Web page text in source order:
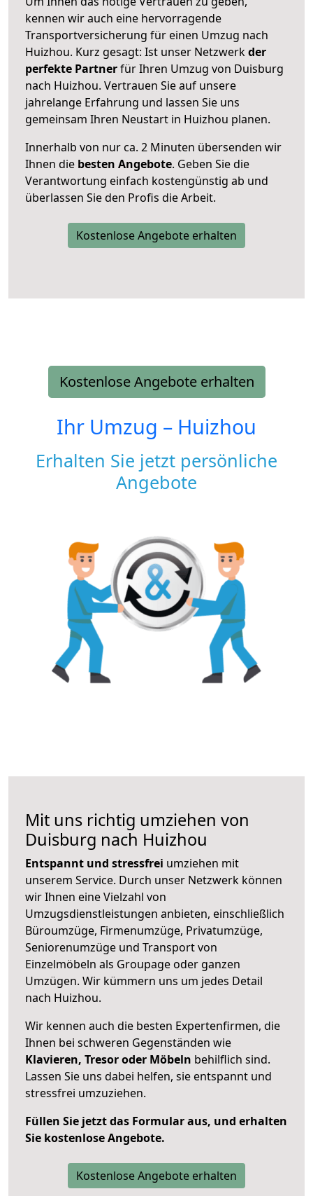
kennen wir auch eine hervorragende
Transportversicherung für einen Umzug nach
Huizhou. Kurz gesagt: Ist unser Netzwerkder
perfekte Partnerfür Ihren Umzug von Duisburg
nach Huizhou. Vertrauen Sie auf unsere
jahrelange Erfahrung und lassen Sie uns
gemeinsam Ihren Neustart in Huizhou planen.
Innerhalb von nur ca. 2 Minuten übersenden wir
Ihnen die besten Angebote. Geben Sie die
Verantwortung einfach kostengünstig ab und
überlassen Sie den Profis die Arbeit.
Kostenlose Angebote erhalten
Kostenlose Angebote erhalten
Ihr Umzug – Huizhou
Erhalten Sie jetzt persönliche
Angebote
Mit uns richtig umziehen von
Duisburg nach Huizhou
Entspannt und stressfrei umziehen mit
unserem Service. Durch unser Netzwerk können
wir Ihnen eine Vielzahl von
Umzugsdienstleistungen anbieten, einschließlich
Büroumzüge, Firmenumzüge, Privatumzüge,
Seniorenumzüge und Transport von
Einzelmöbeln als Groupage oder ganzen
Umzügen. Wir kümmern uns um jedes Detail
nach Huizhou.
Wir kennen auch die besten Expertenfirmen, die
Ihnen bei schweren Gegenständen wie
Klavieren, Tresor oder Möbeln behilflich sind.
Lassen Sie uns dabei helfen, sie entspannt und
stressfrei umzuziehen.
Füllen Sie jetzt das Formular aus, und erhalten
Sie kostenlose Angebote.
Kostenlose Angebote erhalten